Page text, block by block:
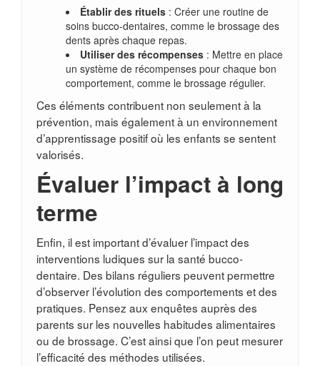
Établir des rituels: Créer une routine de
soins bucco-dentaires, comme le brossage des
dents après chaque repas.
Utiliser des récompenses: Mettre en place
un système de récompenses pour chaque bon
comportement, comme le brossage régulier.
Ces éléments contribuent non seulement à la
prévention, mais également à un environnement
d’apprentissage positif où les enfants se sentent
valorisés.
Évaluer l’impact à long
terme
Enfin, il est important d’évaluer l’impact des
interventions ludiques sur la santé bucco-
dentaire. Des bilans réguliers peuvent permettre
d’observer l’évolution des comportements et des
pratiques. Pensez aux enquêtes auprès des
parents sur les nouvelles habitudes alimentaires
ou de brossage. C’est ainsi que l’on peut mesurer
l’efficacité des méthodes utilisées.